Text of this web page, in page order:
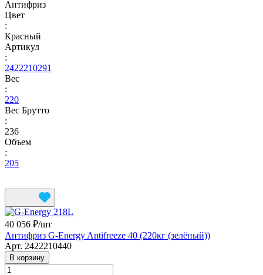
Антифриз
Цвет
:
Красный
Артикул
:
2422210291
Вес
:
220
Вес Брутто
:
236
Объем
:
205
40 056 ₽/шт
Антифриз G-Energy Antifreeze 40 (220кг (зелёный))
Арт. 2422210440
В корзину